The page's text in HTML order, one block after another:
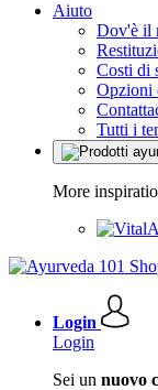
Aiuto
Dov'è il
Costi di
Opzioni
Tutti i
More
Login
Login
Sei un nuovo